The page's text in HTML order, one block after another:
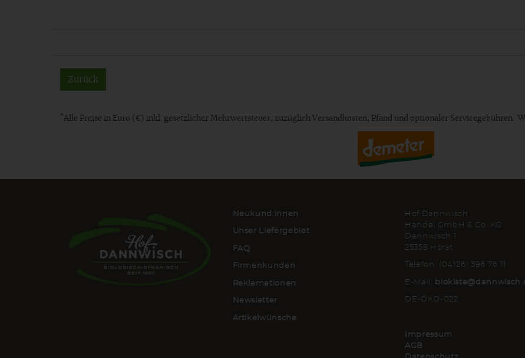
Zurück
*Alle Preise in Euro (€) inkl. gesetzlicher Mehrwertsteuer, zuzüglich Versandkosten, Pfand und optionaler Servicegebühren.
Neukund:innen
Unser Liefergebiet
FAQ
Firmenkunden
Reklamationen
Newsletter
Artikelwünsche
Hof Dannwisch
Handel GmbH & Co. KG
Dannwisch 1
25358 Horst
Telefon: (04126) 396 76 11
E-Mail:
DE-ÖKO-022
Impressum
AGB